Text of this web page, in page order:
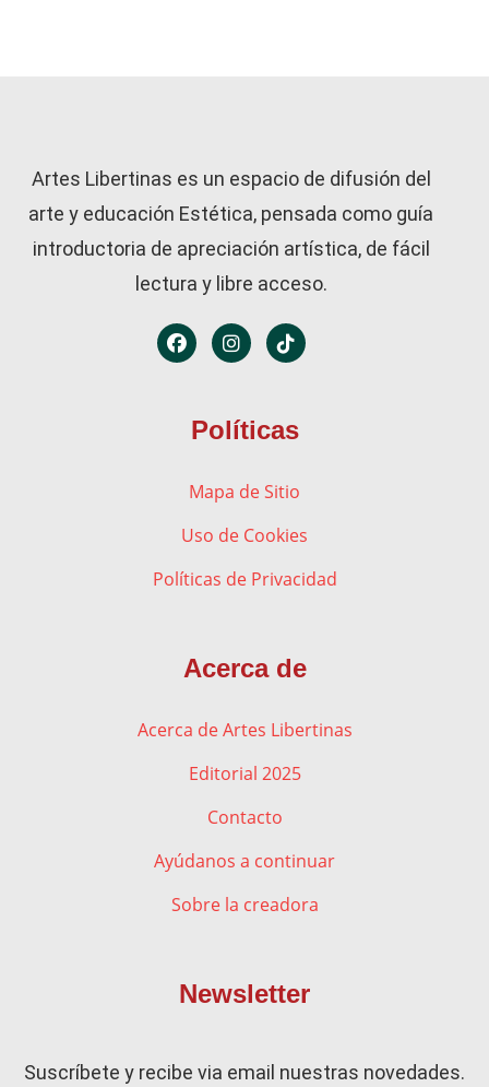
Artes Libertinas es un espacio de difusión del
arte y educación Estética, pensada como guía
introductoria de apreciación artística, de fácil
lectura y libre acceso.
Políticas
Mapa de Sitio
Uso de Cookies
Políticas de Privacidad
Acerca de
Acerca de Artes Libertinas
Editorial 2025
Contacto
Ayúdanos a continuar
Sobre la creadora
Newsletter
Suscríbete y recibe via email nuestras novedades.